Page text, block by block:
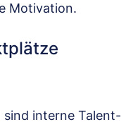
Motivation.
sind interne Talent-